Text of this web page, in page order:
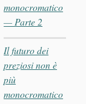
monocromatico
— Parte 2
Il futuro dei
preziosi non è
più
monocromatico